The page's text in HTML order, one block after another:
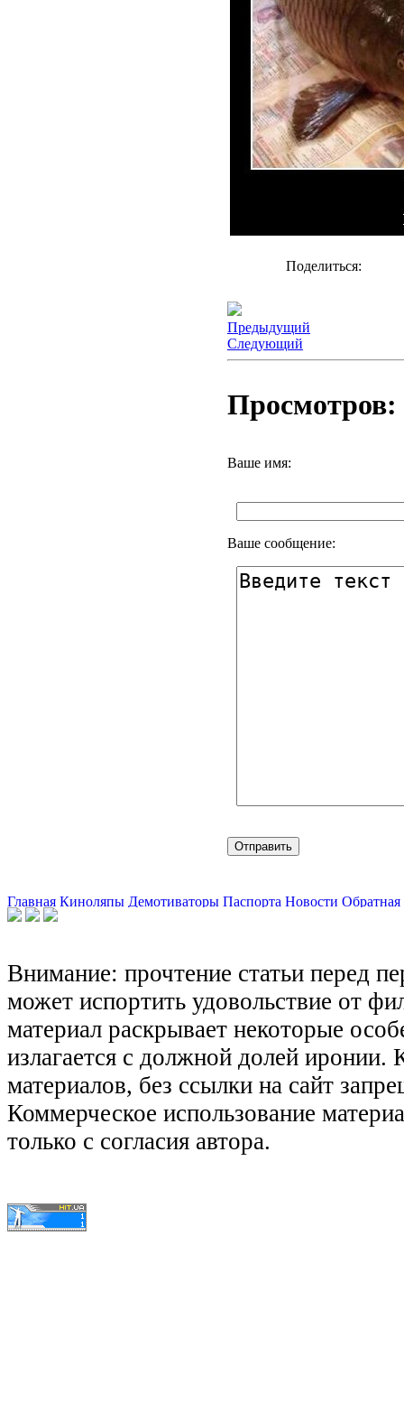
Поделиться:
Предыдущий
Следующий
Просмотров:
Ваше имя:
Ваше сообщение:
Главная Киноляпы Демотиваторы Паспорта Новости Обратная
Внимание: прочтение статьи перед
может испортить удовольствие от
материал раскрывает некоторые
излагается с должной долей иронии.
материалов, без ссылки на сайт
Коммерческое использование
только с согласия автора.